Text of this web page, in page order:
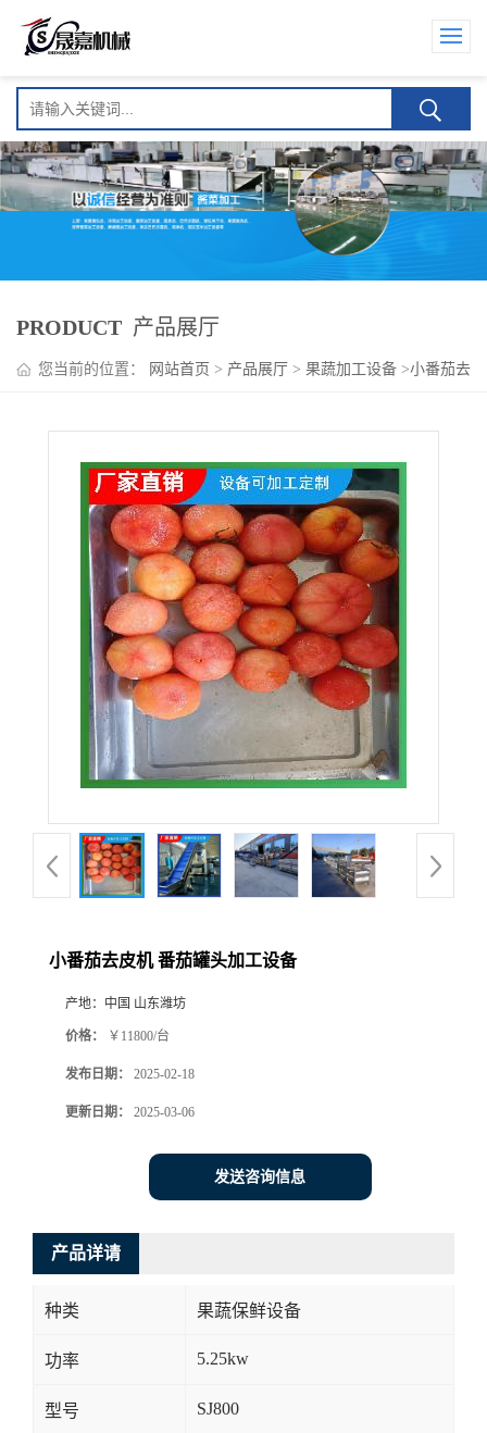
PRODUCT 产品展厅
您当前的位置： 网站首页 > 产品展厅 > 果蔬加工设备 >小番茄去
小番茄去皮机 番茄罐头加工设备
产地： 中国 山东潍坊
价格： ￥11800/台
发布日期： 2025-02-18
更新日期： 2025-03-06
发送咨询信息
产品详请
种类 果蔬保鲜设备
功率 5.25kw
型号 SJ800